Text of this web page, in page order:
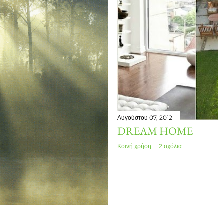
Αυγούστου 07, 2012
DREAM HOME
Κοινή χρήση 2 σχόλια